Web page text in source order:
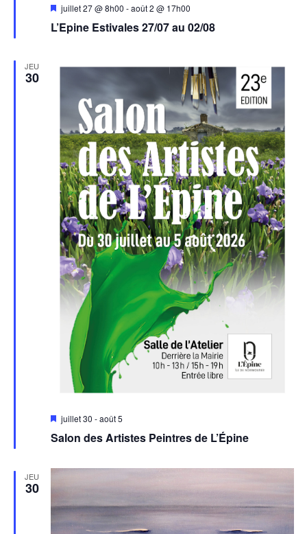
L’Epine Estivales 27/07 au 02/08
Mis
avant
juillet 27 @ 8h00 -août 2 @ 17h00
JEU
30
Salon des Artistes Peintres de L’Épine
Mis
avant
juillet 30 -août 5
JEU
30